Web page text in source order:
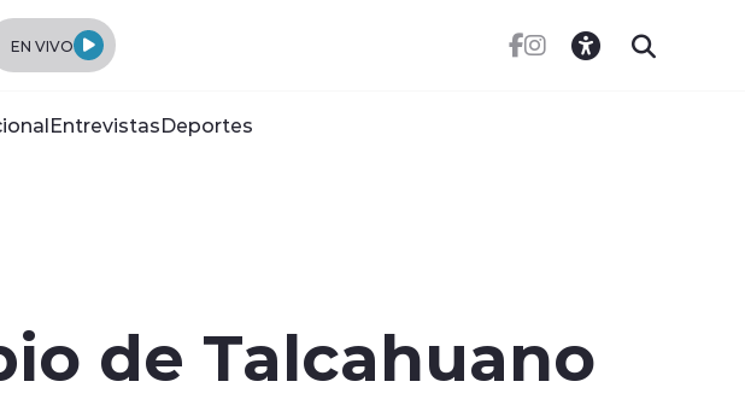
EN VIVO
EntrevistasDeportes
de Talcahuano